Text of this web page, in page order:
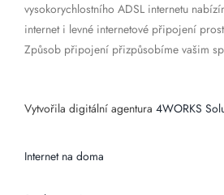
vysokorychlostního ADSL internetu
internet i levné internetové připojení
Způsob připojení přizpůsobíme vašim
Vytvořila digitální agentura 4WORKS
Internet na doma